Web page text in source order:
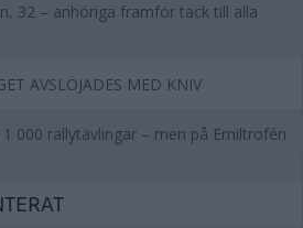
32 – anhöriga framför tack till alla
AVSLÖJADES MED KNIV
000 rallytävlingar – men på Emiltrofén